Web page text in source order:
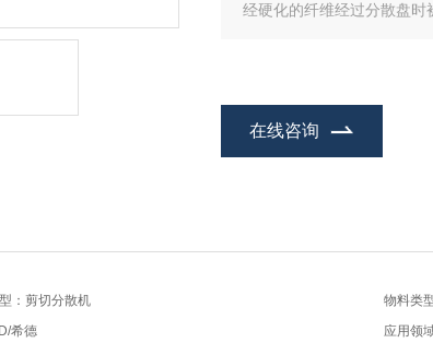
经硬化的纤维经过分散盘时
在线咨询
：剪切分散机
物料类
希德
应用领